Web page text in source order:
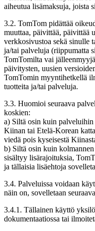
aiheutua lisämaksuja, joista
3.2. TomTom pidättää
muuttaa, päivittää, päivittää
verkkosivustoa sekä sinulle
ja/tai palveluja (riippumatta
TomTomilta vai
päivitysten, uusien
TomTomin myyntihetkellä
tuotteita ja/tai palveluja.
3.3. Huomioi seuraava
koskien:
a) Siltä osin kuin
Kiinan tai Etelä-Korean
viedä pois kyseisestä
b) Siltä osin kuin
sisältyy lisärajoituksia,
ja tällaisia lisäehtoja
3.4. Palveluissa voidaan
näin on, sovelletaan
3.4.1. Tällainen käyttö
dokumentaatiossa tai